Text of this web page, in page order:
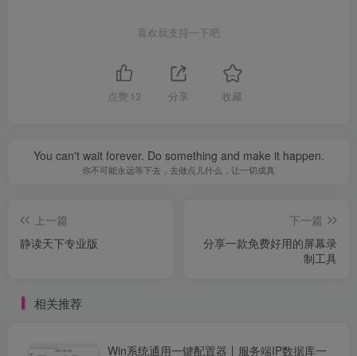
喜欢就支持一下吧
点赞 13 分享 收藏
You can't wait forever. Do something and make it happen.
你不可能永远等下去，去做点儿什么，让一切成真
上一篇
静读天下专业版
下一篇
分享一款免费好用的屏幕录
制工具
相关推荐
Win系统通用一键配置器丨服务端IP数据库一